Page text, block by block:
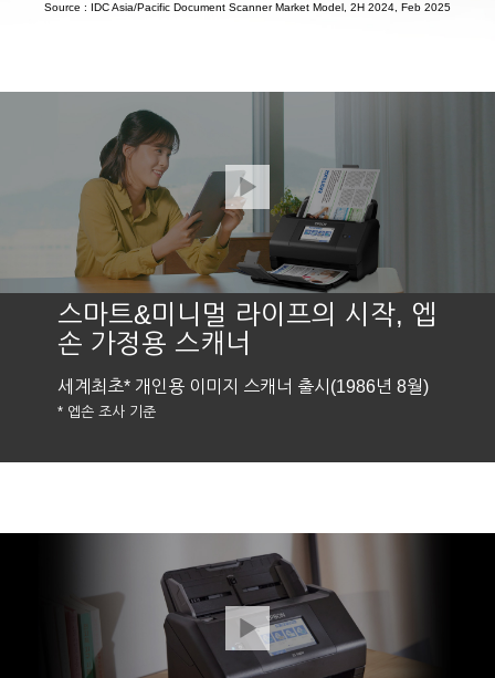
Source : IDC Asia/Pacific Document Scanner Market Model, 2H 2024, Feb 2025
스마트&미니멀 라이프의 시작, 엡
손 가정용 스캐너
세계최초* 개인용 이미지 스캐너 출시(1986년 8월)
* 엡손 조사 기준